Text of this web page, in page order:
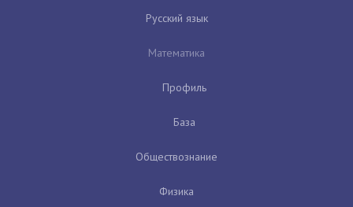
Русский язык
Математика
Профиль
База
Обществознание
Физика